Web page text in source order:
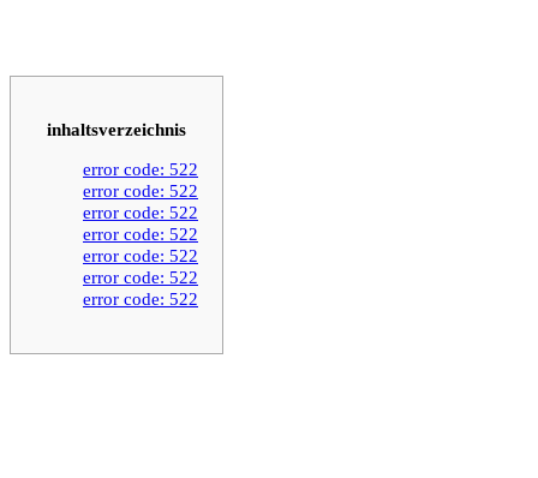
inhaltsverzeichnis
error code: 522
error code: 522
error code: 522
error code: 522
error code: 522
error code: 522
error code: 522